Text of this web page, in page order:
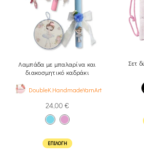
Λαμπάδα με μπαλαρίνα και
διακοσμητικό καδράκι
DoubleK.HandmadeYarnArt
24,00 €
ΕΠΙΛΟΓΉ
Σετ